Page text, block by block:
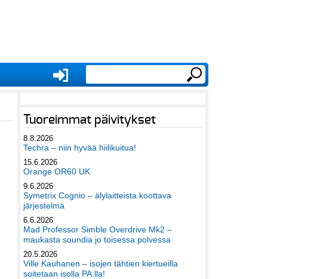
Tuoreimmat päivitykset
8.8.2026
Techra – niin hyvää hiilikuitua!
15.6.2026
Orange OR60 UK
9.6.2026
Symetrix Cognio – älylaitteista koottava
järjestelmä
6.6.2026
Mad Professor Simble Overdrive Mk2 –
maukasta soundia jo toisessa polvessa
20.5.2026
Ville Kauhanen – isojen tähtien kiertueilla
soitetaan isolla PA:lla!